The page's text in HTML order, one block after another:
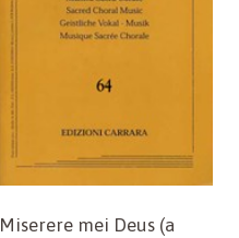
Miserere mei Deus (a